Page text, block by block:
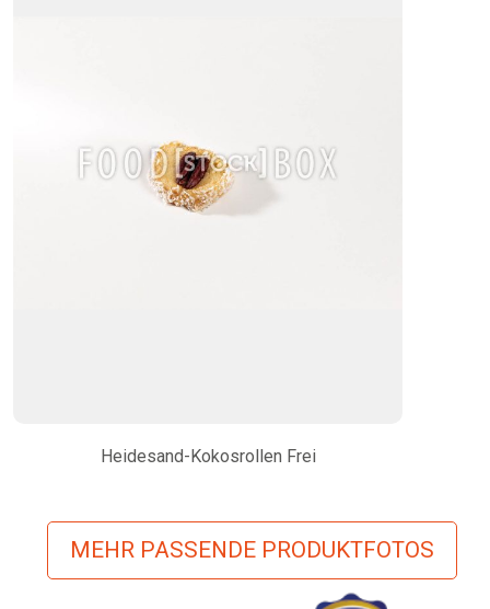
Heidesand-Kokosrollen Frei
MEHR PASSENDE PRODUKTFOTOS